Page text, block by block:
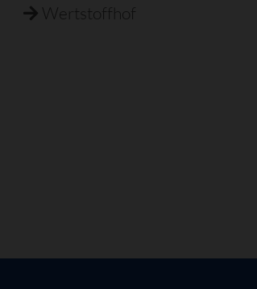
Wertstoffhof